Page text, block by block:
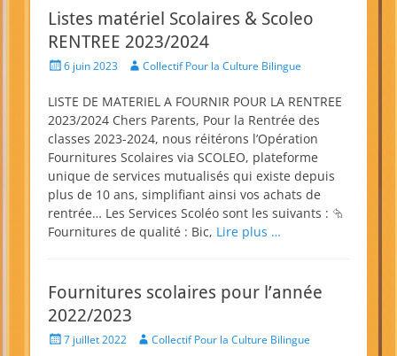
Listes matériel Scolaires & Scoleo
RENTREE 2023/2024
Posted6 juin 2023 AuthorCollectif Pour la Culture Bilingue
LISTE DE MATERIEL A FOURNIR POUR LA RENTREE
2023/2024 Chers Parents, Pour la Rentrée des
classes 2023-2024, nous réitérons l’Opération
Fournitures Scolaires via SCOLEO, plateforme
unique de services mutualisés qui existe depuis
plus de 10 ans, simplifiant ainsi vos achats de
rentrée… Les Services Scoléo sont les suivants : ⮲
Fournitures de qualité : Bic, Lire plus …
Fournitures scolaires pour l’année
2022/2023
Posted7 juillet 2022 AuthorCollectif Pour la Culture Bilingue